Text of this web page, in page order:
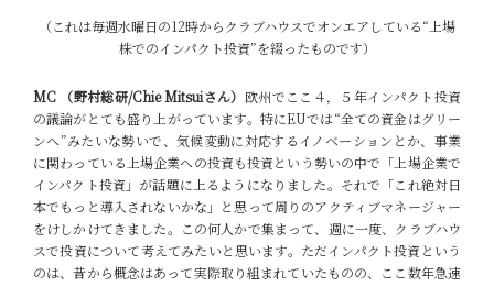
（これは毎週水曜日の12時からクラブハウスでオンエアしている“上場
株でのインパクト投資”を綴ったものです）
MC （野村総研/Chie Mitsuiさん） 欧州でここ４，５年インパクト投資
の議論がとても盛り上がっています。特にEUでは“全ての資金はグリー
ンへ”みたいな勢いで、気候変動に対応するイノベーションとか、事業
に関わっている上場企業への投資も投資という勢いの中で「上場企業で
インパクト投資」が話題に上るようになりました。それで「これ絶対日
本でもっと導入されないかな」と思って周りのアクティブマネージャー
をけしかけてきました。この何人かで集まって、週に一度、クラブハウ
スで投資について考えてみたいと思います。 ただインパクト投資という
のは、昔から概念はあって実際取り組まれていたものの、ここ数年急速